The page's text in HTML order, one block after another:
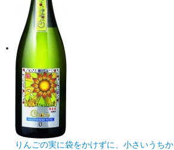
りんごの実に袋をかけずに、小さいうち